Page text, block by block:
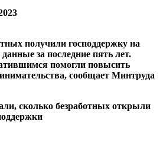
получили господдержку на
за последние пять лет.
помогли повысить
сообщает Минтруда